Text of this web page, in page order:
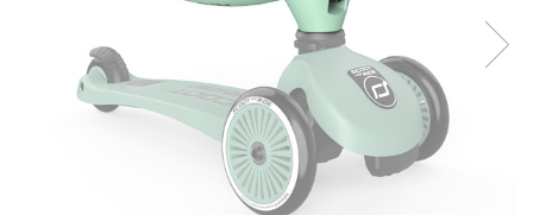
luminoase Highwaykick 5, 5 ani +